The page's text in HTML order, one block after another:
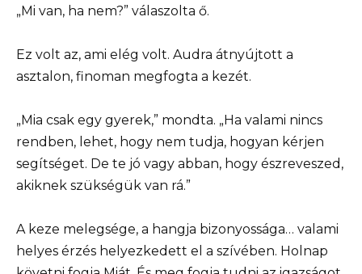
„Mi van, ha nem?” válaszolta ő.
Ez volt az, ami elég volt. Audra átnyújtott a
asztalon, finoman megfogta a kezét.
„Mia csak egy gyerek,” mondta. „Ha valami nincs
rendben, lehet, hogy nem tudja, hogyan kérjen
segítséget. De te jó vagy abban, hogy észreveszed,
akiknek szükségük van rá.”
A keze melegsége, a hangja bizonyossága… valami
helyes érzés helyezkedett el a szívében. Holnap